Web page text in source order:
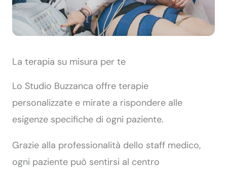
La terapia su misura per te
Lo Studio Buzzanca offre terapie
personalizzate e mirate a rispondere alle
esigenze specifiche di ogni paziente.
Grazie alla professionalità dello staff medico,
ogni paziente può sentirsi al centro